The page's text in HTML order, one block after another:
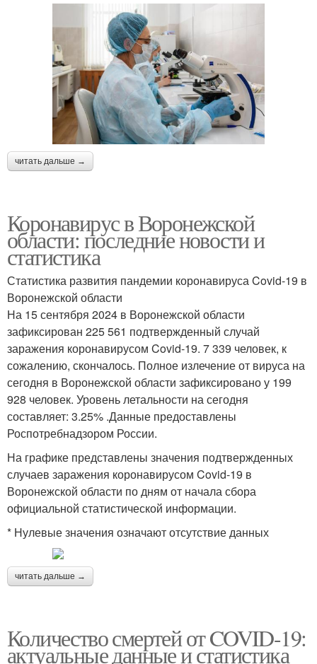
читать дальше →
Коронавирус в Воронежской
области: последние новости и
статистика
Статистика развития пандемии коронавируса Covid-19 в
Воронежской области
На 15 сентября 2024 в Воронежской области
зафиксирован 225 561 подтвержденный случай
заражения коронавирусом Covid-19. 7 339 человек, к
сожалению, скончалось. Полное излечение от вируса на
сегодня в Воронежской области зафиксировано у 199
928 человек. Уровень летальности на сегодня
составляет: 3.25% .Данные предоставлены
Роспотребнадзором России.
На графике представлены значения подтвержденных
случаев заражения коронавирусом Covid-19 в
Воронежской области по дням от начала сбора
официальной статистической информации.
* Нулевые значения означают отсутствие данных
читать дальше →
Количество смертей от COVID-19:
актуальные данные и статистика